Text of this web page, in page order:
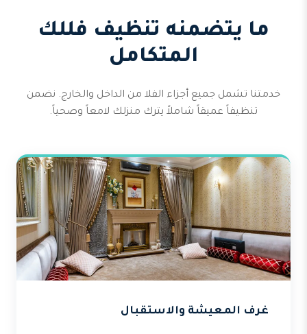
ما يتضمنه تنظيف فللك
المتكامل
خدمتنا تشمل جميع أجزاء الفلا من الداخل والخارج. نضمن
تنظيفاً عميقاً شاملاً يترك منزلك لامعاً وصحياً.
غرف المعيشة والاستقبال